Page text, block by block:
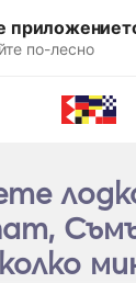
по-лесно